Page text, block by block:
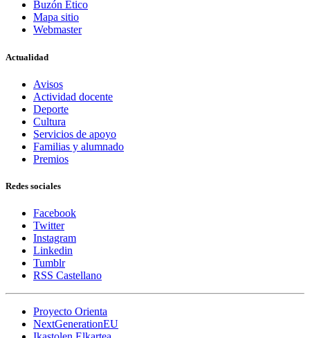
Buzón Ético
Mapa sitio
Webmaster
Actualidad
Avisos
Actividad docente
Deporte
Cultura
Servicios de apoyo
Familias y alumnado
Premios
Redes sociales
Facebook
Twitter
Instagram
Linkedin
Tumblr
RSS Castellano
Proyecto Orienta
NextGenerationEU